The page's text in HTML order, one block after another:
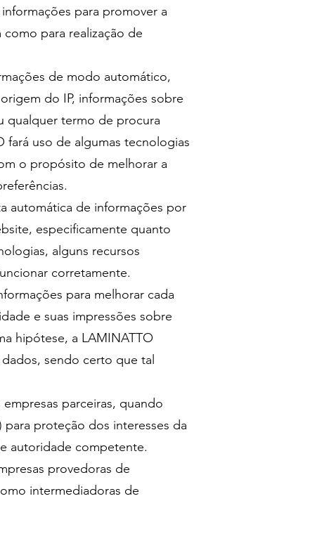
para promover a
para realização de
de modo automático,
do IP, informações sobre
qualquer termo de procura
fará uso de algumas tecnologias
o propósito de melhorar a
automática de informações por
especificamente quanto
alguns recursos
corretamente.
para melhorar cada
e suas impressões sobre
hipótese, a LAMINATTO
sendo certo que tal
parceiras, quando
para proteção dos interesses da
autoridade competente.
provedoras de
intermediadoras de